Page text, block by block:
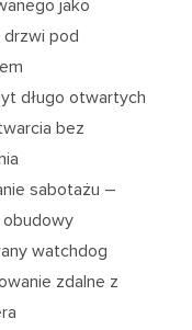
jako
pod
długo otwartych
bez
sabotażu –
watchdog
zdalne z